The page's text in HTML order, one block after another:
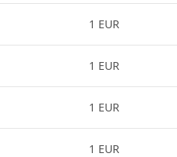
1 EUR
1 EUR
1 EUR
1 EUR